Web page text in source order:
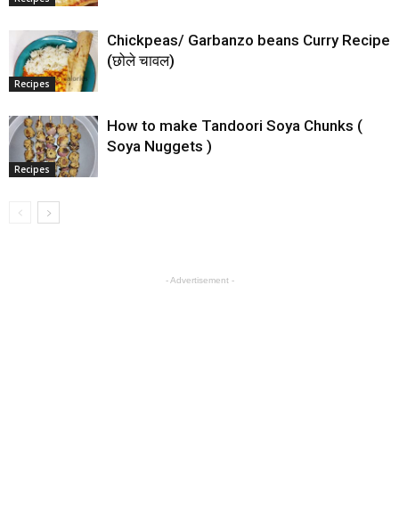
Recipes
Chickpeas/ Garbanzo beans Curry Recipe
(छोले चावल)
Recipes
How to make Tandoori Soya Chunks (
Soya Nuggets )
- Advertisement -